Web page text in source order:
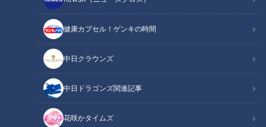
健康カプセル！ゲンキの時間
中日クラウンズ
中日ドラゴンズ関連記事
花咲かタイムズ